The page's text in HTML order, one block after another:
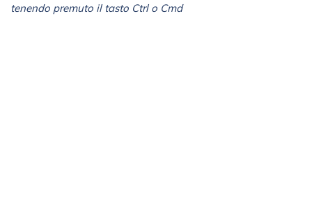
tenendo premuto il tasto Ctrl o Cmd